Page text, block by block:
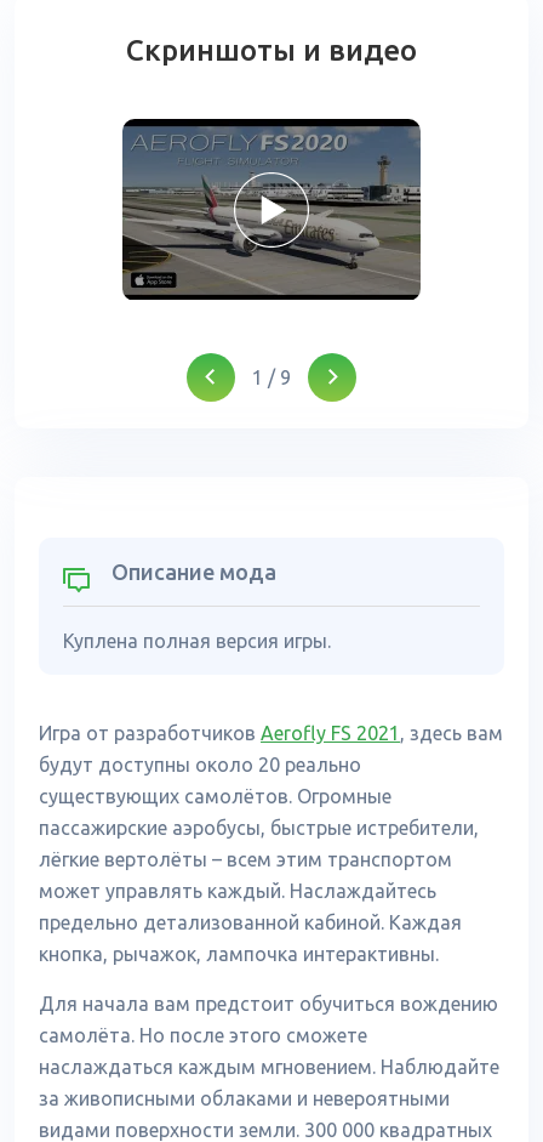
Скриншоты и видео
1 / 9
Описание мода
Куплена полная версия игры.
Игра от разработчиков Aerofly FS 2021 , здесь вам
будут доступны около 20 реально
существующих самолётов. Огромные
пассажирские аэробусы, быстрые истребители,
лёгкие вертолёты – всем этим транспортом
может управлять каждый. Наслаждайтесь
предельно детализованной кабиной. Каждая
кнопка, рычажок, лампочка интерактивны.
Для начала вам предстоит обучиться вождению
самолёта. Но после этого сможете
наслаждаться каждым мгновением. Наблюдайте
за живописными облаками и невероятными
видами поверхности земли. 300 000 квадратных